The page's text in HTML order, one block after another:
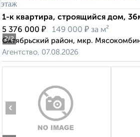
2/2
1-к квартира, строящийся дом,
5 376 000 ₽ 149 000 ₽ за м²
Октябрьский район, мкр.
Агентство, 07.08.2026
‹